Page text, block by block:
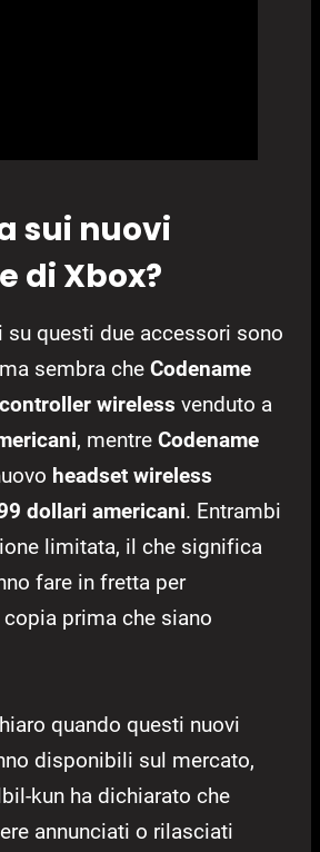
sui nuovi
di Xbox?
su questi due accessori sono
sembra che Codename
controller wireless venduto a
, mentre Codename
headset wireless
dollari americani. Entrambi
limitata, il che significa
fare in fretta per
prima che siano
quando questi nuovi
disponibili sul mercato,
kun ha dichiarato che
annunciati o rilasciati